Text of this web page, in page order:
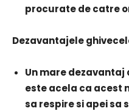
procurate de catre
Dezavantajele
Un mare
este acela ca acest
sa respire si apei sa